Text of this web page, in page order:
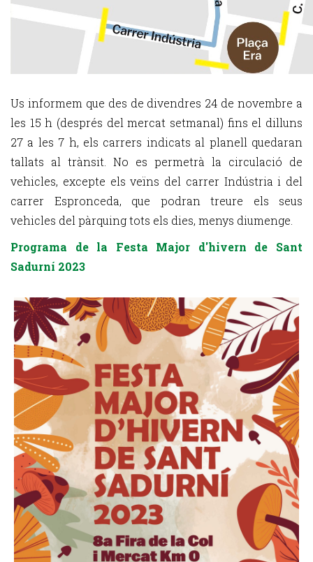
Us informem que des de divendres 24 de novembre a
les 15 h (després del mercat setmanal) fins el dilluns
27 a les 7 h, els carrers indicats al planell quedaran
tallats al trànsit. No es permetrà la circulació de
vehicles, excepte els veïns del carrer Indústria i del
carrer Espronceda, que podran treure els seus
vehicles del pàrquing tots els dies, menys diumenge.
Programa de la Festa Major d'hivern de Sant
Sadurní 2023